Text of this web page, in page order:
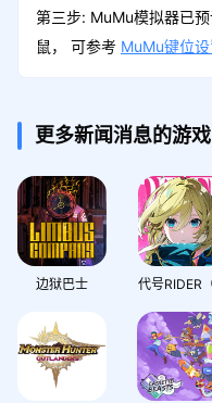
第三步: MuMu模拟器已
鼠， 可参考 MuMu键位
更多新闻消息的游戏
边狱巴士